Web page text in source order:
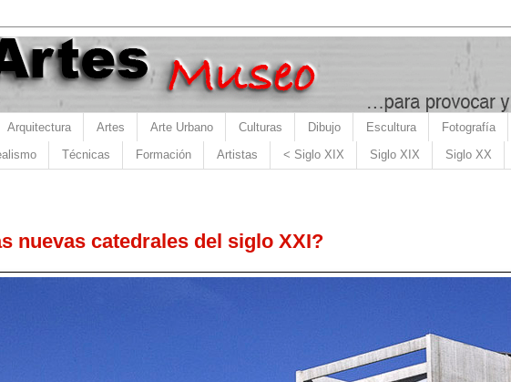
Arquitectura Artes Arte Urbano Culturas Dibujo Escultura Fotografía
Técnicas Formación Artistas < Siglo XIX Siglo XIX Siglo XX
nuevas catedrales del siglo XXI?